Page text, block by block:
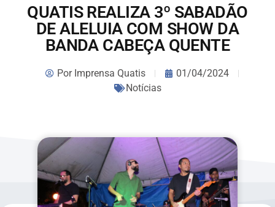
QUATIS REALIZA 3º SABADÃO
DE ALELUIA COM SHOW DA
BANDA CABEÇA QUENTE
PorImprensa Quatis
01/04/2024
Notícias